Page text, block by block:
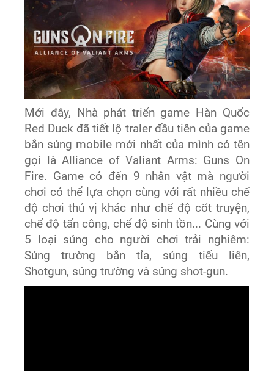
Mới đây,
Nhà phát triển game Hàn Quốc
Red Duck đã tiết lộ traler đầu tiên của game
bắn súng mobile mới nhất của mình có tên
gọi là Alliance of Valiant Arms: Guns On
Fire. Game có đến 9 nhân vật mà người
chơi có thể lựa chọn cùng với rất nhiều chế
độ chơi thú vị khác như chế độ cốt truyện,
chế độ tấn công, chế độ sinh tồn... Cùng với
5 loại súng cho người chơi trải nghiêm:
Súng trường bắn tỉa, súng tiểu liên,
Shotgun, súng trường và súng shot-gun.